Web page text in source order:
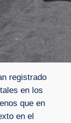
registrado
en los
que en
en el